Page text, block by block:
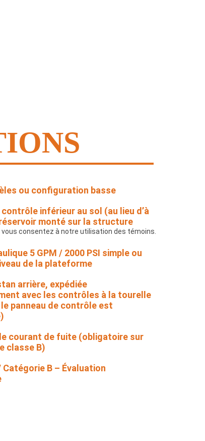
ou configuration basse
contrôle inférieur au sol (au lieu d’à
monté sur la structure
5 GPM / 2000 PSI simple ou
de la plateforme
arrière, expédiée
avec les contrôles à la tourelle
panneau de contrôle est
courant de fuite (obligatoire sur
classe B)
Catégorie B – Évaluation
consentez à notre utilisation des témoins.